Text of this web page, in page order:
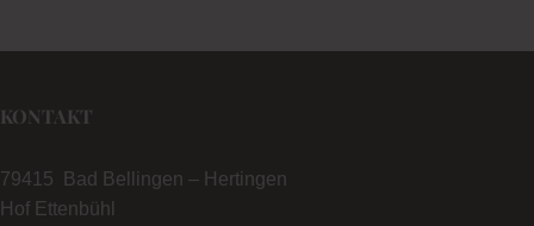
KONTAKT
79415 Bad Bellingen – Hertingen
Hof Ettenbühl